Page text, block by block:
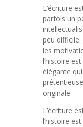
L’écriture
parfois un
peu difficile.
les
l’histoire
élégante
originale.
L’écriture
l’histoire